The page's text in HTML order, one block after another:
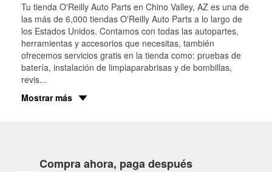
Tu tienda O'Reilly Auto Parts en Chino Valley, AZ es una de
las más de 6,000 tiendas O'Reilly Auto Parts a lo largo de
los Estados Unidos. Contamos con todas las autopartes,
herramientas y accesorios que necesitas, también
ofrecemos servicios gratis en la tienda como: pruebas de
batería, instalación de limpiaparabrisas y de bombillas,
revis...
Mostrar más
Compra ahora, paga después